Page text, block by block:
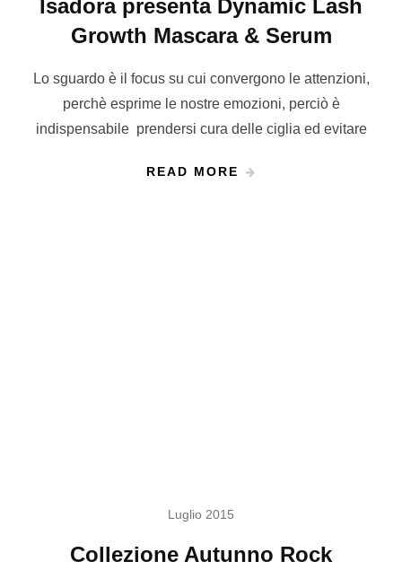
Isadora presenta Dynamic Lash
Growth Mascara & Serum
Lo sguardo è il focus su cui convergono le attenzioni,
perchè esprime le nostre emozioni, perciò è
indispensabile prendersi cura delle ciglia ed evitare
READ MORE
Luglio 2015
Collezione Autunno Rock